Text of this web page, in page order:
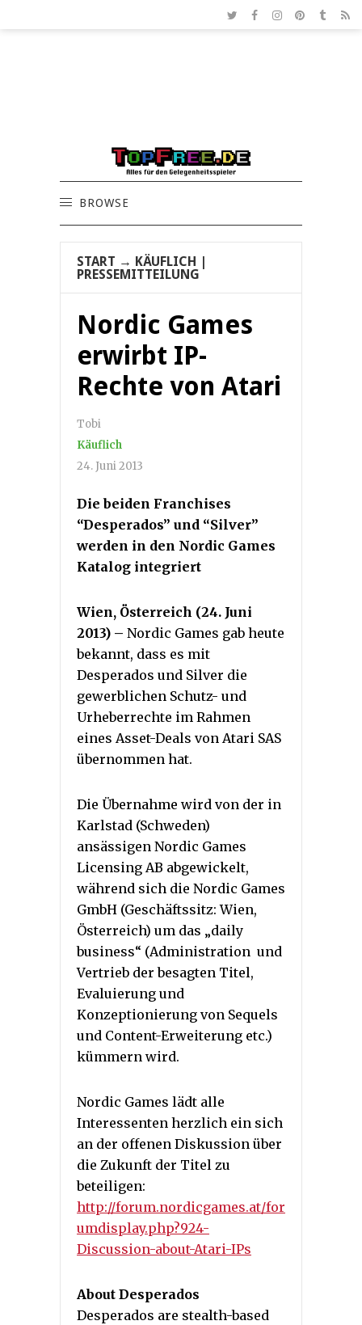
BROWSE
START → KÄUFLICH
PRESSEMITTEILUNG
Nordic Games
erwirbt IP-
Rechte von Atari
Tobi
Käuflich
24. Juni 2013
Die beiden Franchises
“Desperados” und “Silver”
werden in den Nordic Games
Katalog integriert
Wien, Österreich (24. Juni
2013) – Nordic Games gab heute
bekannt, dass es mit
Desperados und Silver die
gewerblichen Schutz- und
Urheberrechte im Rahmen
eines Asset-Deals von Atari SAS
übernommen hat.
Die Übernahme wird von der in
Karlstad (Schweden)
ansässigen Nordic Games
Licensing AB abgewickelt,
während sich die Nordic Games
GmbH (Geschäftssitz: Wien,
Österreich) um das „daily
business“ (Administration und
Vertrieb der besagten Titel,
Evaluierung und
Konzeptionierung von Sequels
und Content-Erweiterung etc.)
kümmern wird.
Nordic Games lädt alle
Interessenten herzlich ein sich
an der offenen Diskussion über
die Zukunft der Titel zu
beteiligen:
http://forum.nordicgames.at/for
umdisplay.php?924-
Discussion-about-Atari-IPs
About Desperados
Desperados are stealth-based